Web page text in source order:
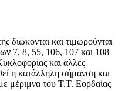
και τιμωρούνται
7, 8, 55, 106, 107 και 108
και άλλες
η κατάλληλη σήμανση και
μέριμνα του Τ.Τ. Εορδαίας